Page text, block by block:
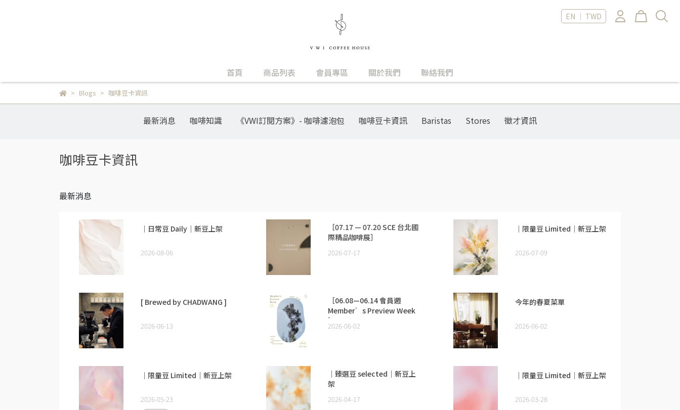
EN ｜ TWD
首頁 商品列表 會員專區 關於我們 聯絡我們
Blogs 咖啡豆卡資訊
最新消息 咖啡知識 《VWI訂閱方案》- 咖啡濾泡包 咖啡豆卡資訊 Baristas Stores 徵才資訊
咖啡豆卡資訊
最新消息
｜日常豆 Daily｜新豆上架
2026-08-06
［07.17 — 07.20 SCE 台北國
際精品咖啡展］
2026-07-17
｜限量豆 Limited｜新豆上架
2026-07-09
[ Brewed by CHADWANG ]
2026-06-13
［06.08—06.14 會員週
Member’s Preview Week
］2026-06-02
今年的春夏菜單
2026-06-02
｜限量豆 Limited｜新豆上架
2026-05-23
｜臻選豆 selected｜新豆上
架
2026-04-17
｜限量豆 Limited｜新豆上架
2026-03-28